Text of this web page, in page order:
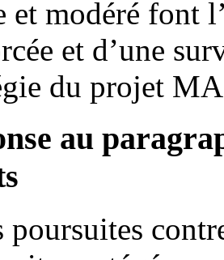
et modéré font
et d’une
du projet
au
poursuites